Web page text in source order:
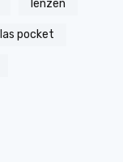
lenzen
pocket